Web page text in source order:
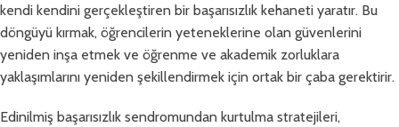
kendi kendini gerçekleştiren bir başarısızlık kehaneti yaratır. Bu
döngüyü kırmak, öğrencilerin yeteneklerine olan güvenlerini
yeniden inşa etmek ve öğrenme ve akademik zorluklara
yaklaşımlarını yeniden şekillendirmek için ortak bir çaba gerektirir.
Edinilmiş başarısızlık sendromundan kurtulma stratejileri,